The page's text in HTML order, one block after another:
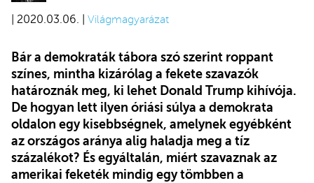
| 2020.03.06. | Világmagyarázat
Bár a demokraták tábora szó szerint roppant
színes, mintha kizárólag a fekete szavazók
határoznák meg, ki lehet Donald Trump kihívója.
De hogyan lett ilyen óriási súlya a demokrata
oldalon egy kisebbségnek, amelynek egyébként
az országos aránya alig haladja meg a tíz
százalékot? És egyáltalán, miért szavaznak az
amerikai feketék mindig egy tömbben a